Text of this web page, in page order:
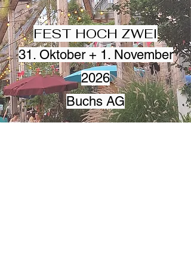
FEST HOCH ZWEI
31. Oktober + 1. November
2026
Buchs AG